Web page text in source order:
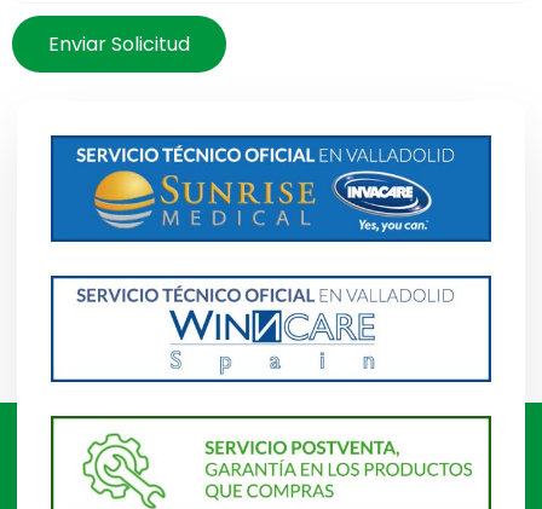
Enviar Solicitud